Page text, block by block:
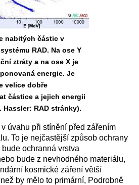
nabitých částic v
RAD. Na ose Y
ztráty a na ose X je
energie. Je
velice dobře
částice a jejich energii
Hassler: RAD stránky).
úvahu při stínění před zářením
To je nejčastější způsob ochrany
ochranná vrstva
bude z nevhodného materiálu,
kosmické záření větší
by mělo to primární, Podrobně